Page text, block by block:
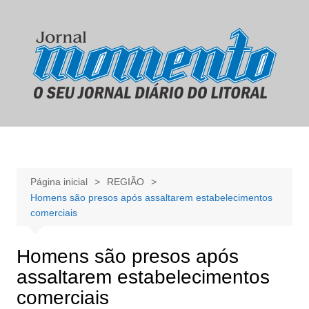
conteúdo
Página inicial
REGIÃO
Homens são presos após assaltarem estabelecimentos
comerciais
Homens são presos após
assaltarem estabelecimentos
comerciais